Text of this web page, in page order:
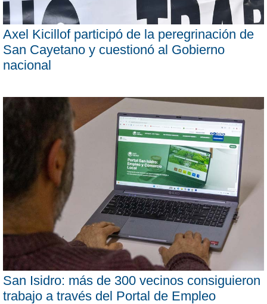
Axel Kicillof participó de la peregrinación de
San Cayetano y cuestionó al Gobierno
nacional
San Isidro: más de 300 vecinos consiguieron
trabajo a través del Portal de Empleo